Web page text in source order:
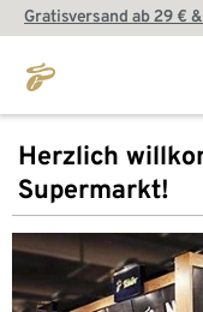
Gratisversand ab 29 €
Herzlich
Supermarkt!